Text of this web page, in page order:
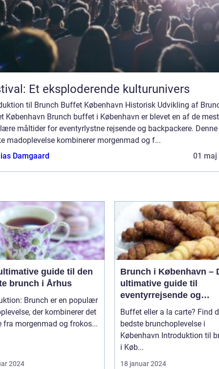
Et eksploderende kulturunivers
til Brunch Buffet København Historisk Udvikling af
København Brunch buffet i København er blevet en af de mest
måltider for eventyrlystne rejsende og backpackere. Denne
madoplevelse kombinerer morgenmad og f...
Damgaard
01 maj
guide til den
brunch i Århus
Brunch er en populær
der kombinerer det
fra morgenmad og frokos...
2024
Brunch i København –
ultimative guide til
eventyrrejsende og
backpackere
Buffet eller a la carte? Find
bedste brunchoplevelse i
København Introduktion til brunch
i Køb...
18 januar 2024